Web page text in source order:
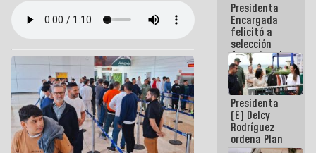
Presidenta
Encargada
felicitó a
selección
femenina de
baloncesto
por su
clasificación
a la
AmeriCup
2027
Presidenta
(E) Delcy
Rodríguez
ordena Plan